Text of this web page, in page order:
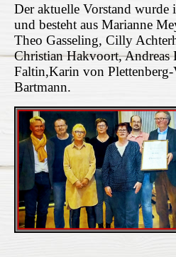
Der aktuelle Vorstand
und besteht aus Marianne
Theo Gasseling, Cilly
Christian Hakvoort, Andreas
Faltin,Karin von Plettenberg-
Bartmann.